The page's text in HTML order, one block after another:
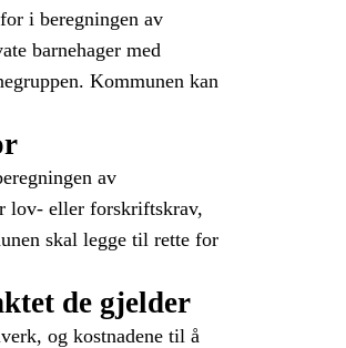
i beregningen av
barnehager med
Kommunen kan
av
lov- eller forskriftskrav,
skal legge til rette for
de gjelder
og kostnadene til å